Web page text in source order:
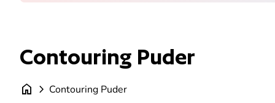
Contouring Puder
home chevron_right Contouring Puder